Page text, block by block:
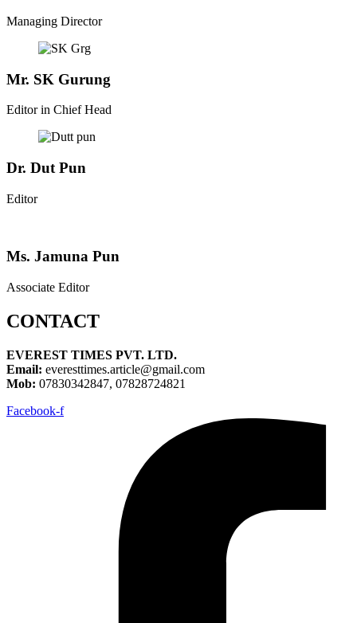
Managing Director
Mr. SK Gurung
Editor in Chief Head
Dr. Dut Pun
Editor
Ms. Jamuna Pun
Associate Editor
CONTACT
EVEREST TIMES PVT. LTD.
Email: everesttimes.article@gmail.com
Mob: 07830342847, 07828724821
Facebook-f